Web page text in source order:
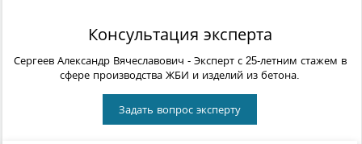
Консультация эксперта
Сергеев Александр Вячеславович - Эксперт с 25-летним стажем в
сфере производства ЖБИ и изделий из бетона.
Задать вопрос эксперту